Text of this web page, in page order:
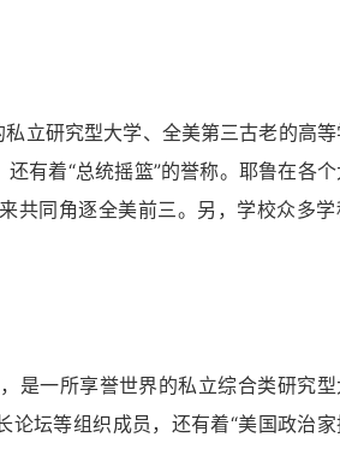
立研究型大学、全美第三古老的高
有着“总统摇篮”的誉称。耶鲁在各个
共同角逐全美前三。另，学校众多学
是一所享誉世界的私立综合类研究型
坛等组织成员，还有着“美国政治